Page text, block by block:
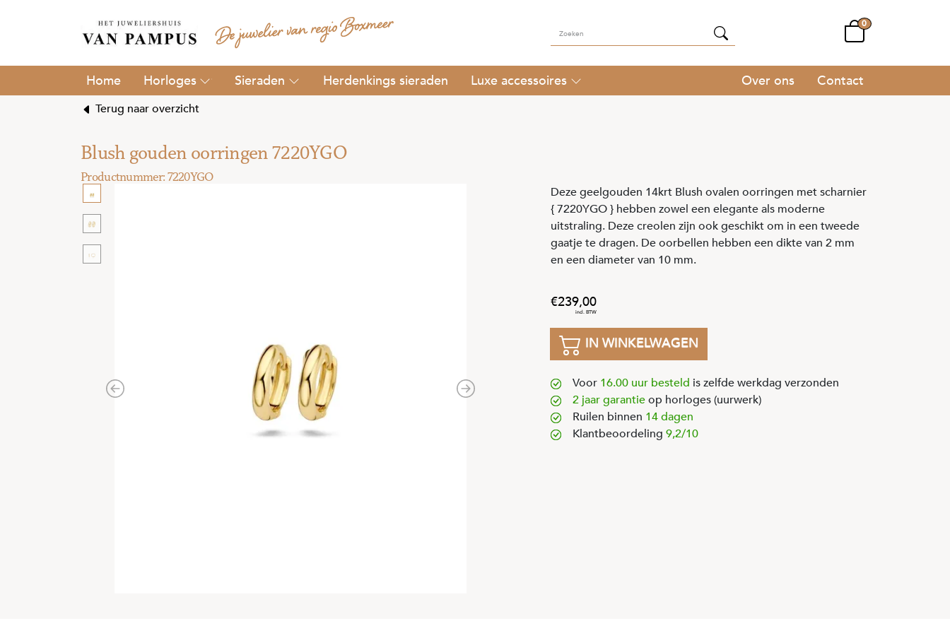
0
Horloges Sieraden Herdenkings sieraden Luxe accessoires Over ons Contact
Terug naar overzicht
Blush gouden oorringen 7220YGO
Previous Next
Deze geelgouden 14krt Blush ovalen oorringen met scharnier
{ 7220YGO } hebben zowel een elegante als moderne
uitstraling. Deze creolen zijn ook geschikt om in een tweede
gaatje te dragen. De oorbellen hebben een dikte van 2 mm
en een diameter van 10 mm.
239,00
IN WINKELWAGEN
Voor 16.00 uur besteld is zelfde werkdag verzonden
2 jaar garantieop horloges (uurwerk)
Ruilen binnen 14 dagen
Klantbeoordeling 9,2/10